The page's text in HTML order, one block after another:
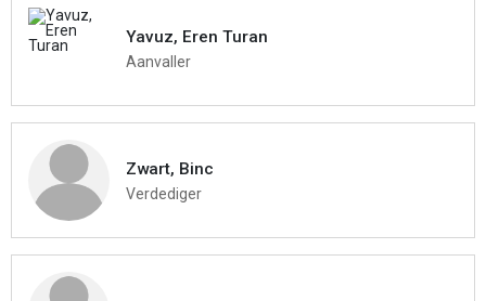
Yavuz, Eren Turan
Aanvaller
Zwart, Binc
Verdediger